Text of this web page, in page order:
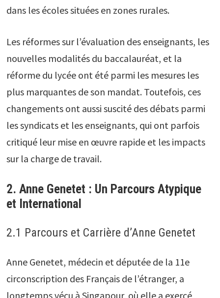
dans les écoles situées en zones rurales.
Les réformes sur l’évaluation des enseignants, les
nouvelles modalités du baccalauréat, et la
réforme du lycée ont été parmi les mesures les
plus marquantes de son mandat. Toutefois, ces
changements ont aussi suscité des débats parmi
les syndicats et les enseignants, qui ont parfois
critiqué leur mise en œuvre rapide et les impacts
sur la charge de travail.
2. Anne Genetet : Un Parcours Atypique
et International
2.1 Parcours et Carrière d’Anne Genetet
Anne Genetet, médecin et députée de la 11e
circonscription des Français de l’étranger, a
longtemps vécu à Singapour, où elle a exercé